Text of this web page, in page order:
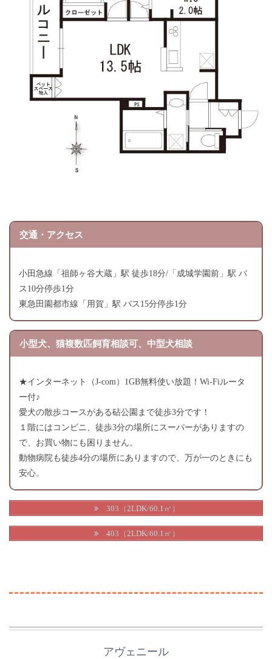
交通・アクセス
小田急線「祖師ヶ谷大蔵」駅 徒歩18分/「成城学園前」駅 バ
ス10分停歩1分
東急田園都市線「用賀」駅 バス15分停歩1分
小型犬、猫複数匹飼育相談可、中型犬相談
★インターネット（J-com）1GB無料使い放題！Wi-Fiルータ
ー付♪
愛犬の散歩コースがある砧公園まで徒歩3分です！
１階にはコンビニ、徒歩3分の場所にスーパーがありますの
で、お買い物にも困りません。
動物病院も徒歩4分の場所にありますので、万が一のときにも
安心。
303（2LDK/60.1㎡）
403（2LDK/60.1㎡）
アヴェニール